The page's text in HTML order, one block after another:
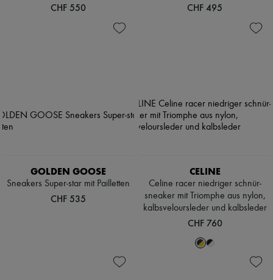
CHF 550 CHF 495
GOLDEN GOOSE
Sneakers Super-star mit Pailletten
CHF 535
CELINE
Celine racer niedriger schnür-
sneaker mit Triomphe aus nylon,
kalbsveloursleder und kalbsleder
CHF 760